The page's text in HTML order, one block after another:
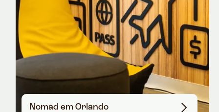
Nomad em Orlando